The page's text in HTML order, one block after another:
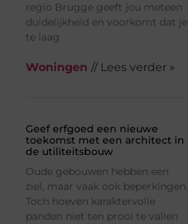
regio Brugge geeft jou meteen
duidelijkheid en voorkomt dat je
te laag
Woningen // Lees verder »
Geef erfgoed een nieuwe
toekomst met een architect in
de utiliteitsbouw
Oude gebouwen hebben een
ziel, maar vaak ook beperkingen.
Toch hoeven karaktervolle
panden niet ten prooi te vallen